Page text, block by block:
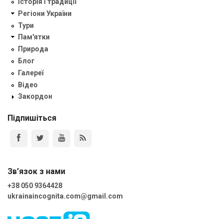
Регіони України
Тури
Пам'ятки
Природа
Блог
Галереї
Відео
Закордон
Підпишіться
Зв'язок з нами
+38 050 9364428
ukrainaincognita.com@gmail.com